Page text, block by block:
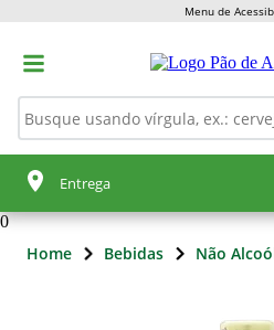
Menu de
Entrega
0
Home Bebidas Não